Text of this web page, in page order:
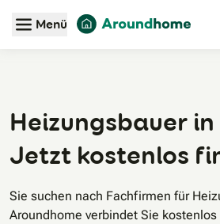
Zum Hauptinhalt
Menü
Heizungsbauer in
Jetzt kostenlos
Sie suchen nach Fachfirmen für
Aroundhome verbindet Sie